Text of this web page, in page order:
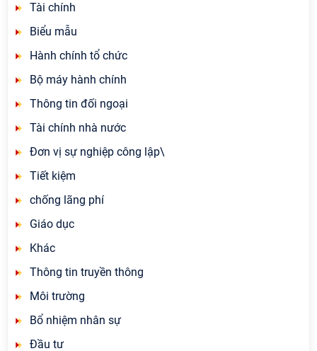
Tài chính
Biểu mẫu
Hành chính tổ chức
Bộ máy hành chính
Thông tin đối ngoại
Tài chính nhà nước
Đơn vị sự nghiệp công lập\
Tiết kiệm
chống lãng phí
Giáo dục
Khác
Thông tin truyền thông
Môi trường
Bổ nhiệm nhân sự
Đầu tư